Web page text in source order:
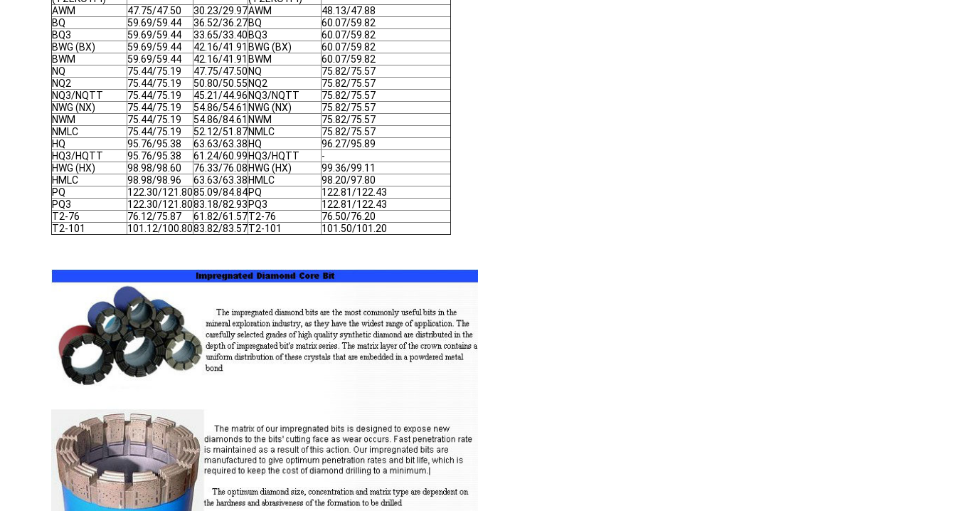
AWM
47.75/47.50 30.23/29.97AWM
48.13/47.88
BQ
59.69/59.44 36.52/36.27BQ
60.07/59.82
BQ3
59.69/59.44 33.65/33.40 BQ3
60.07/59.82
BWG (BX)
59.69/59.44 42.16/41.91 BWG (BX)
60.07/59.82
BWM
59.69/59.44 42.16/41.91 BWM
60.07/59.82
NQ
75.44/75.19 47.75/47.50 NQ
75.82/75.57
NQ2
75.44/75.19 50.80/50.55 NQ2
75.82/75.57
NQ3/NQTT
75.44/75.19 45.21/44.96 NQ3/NQTT
75.82/75.57
NWG (NX)
75.44/75.19 54.86/54.61 NWG (NX)
75.82/75.57
NWM
75.44/75.19 54.86/84.61 NWM
75.82/75.57
NMLC
75.44/75.19 52.12/51.87NMLC
75.82/75.57
HQ
95.76/95.38 63.63/63.38 HQ
96.27/95.89
HQ3/HQTT
95.76/95.38 61.24/60.99 HQ3/HQTT
-
HWG (HX)
98.98/98.60 76.33/76.08 HWG (HX)
99.36/99.11
HMLC
98.98/98.96 63.63/63.38 HMLC
98.20/97.80
PQ
122.30/121.8085.09/84.84PQ
122.81/122.43
PQ3
122.30/121.8083.18/82.93 PQ3
122.81/122.43
T2-76
76.12/75.87 61.82/61.57T2-76
76.50/76.20
T2-101
101.12/100.8083.82/83.57T2-101 101.50/101.20